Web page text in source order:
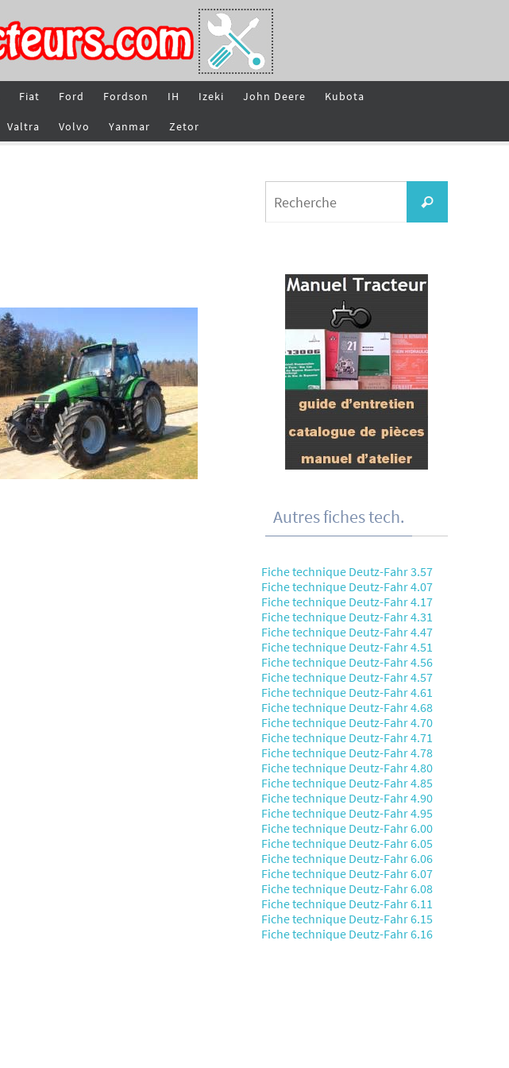
Fiat Ford Fordson IH Izeki John Deere Kubota
Valtra Volvo Yanmar Zetor
Recherche
Autres fiches tech.
Fiche technique Deutz-Fahr 3.57
Fiche technique Deutz-Fahr 4.07
Fiche technique Deutz-Fahr 4.17
Fiche technique Deutz-Fahr 4.31
Fiche technique Deutz-Fahr 4.47
Fiche technique Deutz-Fahr 4.51
Fiche technique Deutz-Fahr 4.56
Fiche technique Deutz-Fahr 4.57
Fiche technique Deutz-Fahr 4.61
Fiche technique Deutz-Fahr 4.68
Fiche technique Deutz-Fahr 4.70
Fiche technique Deutz-Fahr 4.71
Fiche technique Deutz-Fahr 4.78
Fiche technique Deutz-Fahr 4.80
Fiche technique Deutz-Fahr 4.85
Fiche technique Deutz-Fahr 4.90
Fiche technique Deutz-Fahr 4.95
Fiche technique Deutz-Fahr 6.00
Fiche technique Deutz-Fahr 6.05
Fiche technique Deutz-Fahr 6.06
Fiche technique Deutz-Fahr 6.07
Fiche technique Deutz-Fahr 6.08
Fiche technique Deutz-Fahr 6.11
Fiche technique Deutz-Fahr 6.15
Fiche technique Deutz-Fahr 6.16